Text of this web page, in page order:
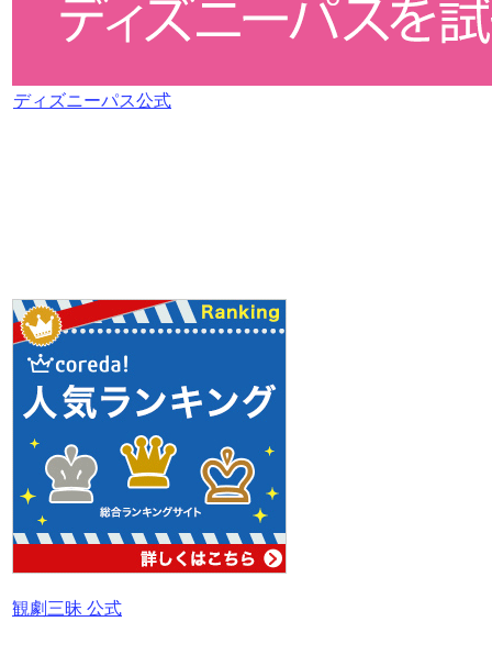
ディズニーパス公式
観劇三昧 公式